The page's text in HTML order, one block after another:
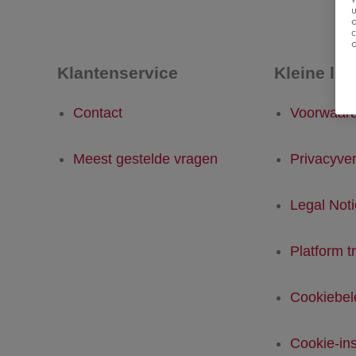
Klantenservice
Contact
Meest gestelde vragen
Kleine
Legal
Platform
Cookie-